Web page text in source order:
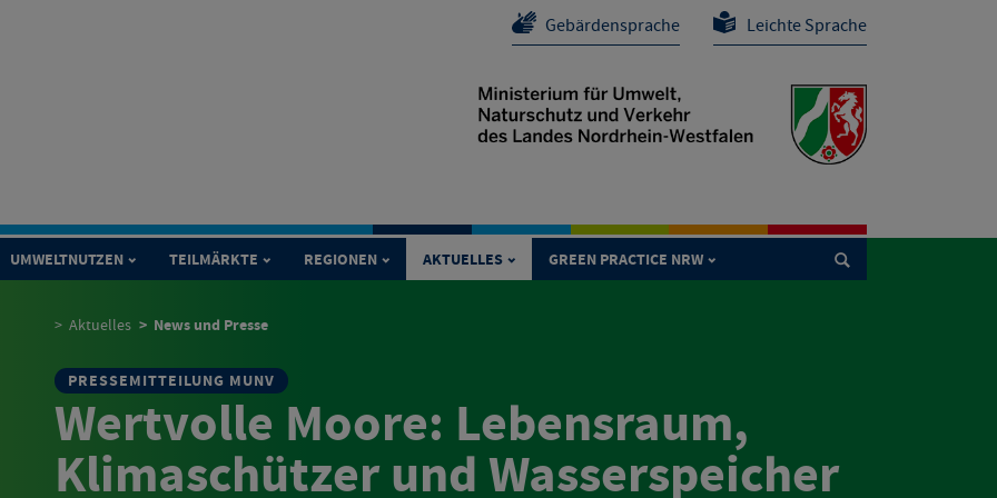
Gebärdensprache Leichte Sprache
UMWELTNUTZEN TEILMÄRKTE REGIONEN AKTUELLES GREEN PRACTICE NRW 
Aktuelles News und Presse
PRESSEMITTEILUNG MUNV
Wertvolle Moore: Lebensraum,
Klimaschützer und Wasserspeicher